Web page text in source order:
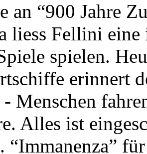
an “900 Jahre
liess Fellini
spielen.
erinnert
Menschen
Alles ist
“Immanenza”